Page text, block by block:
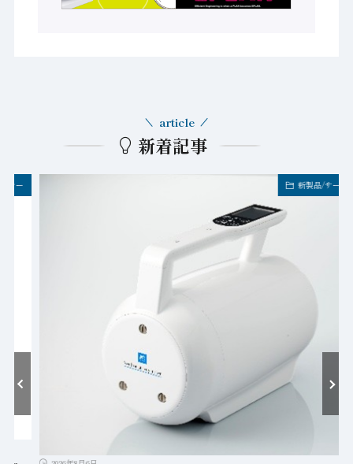
新着記事
article
新製品/サービス